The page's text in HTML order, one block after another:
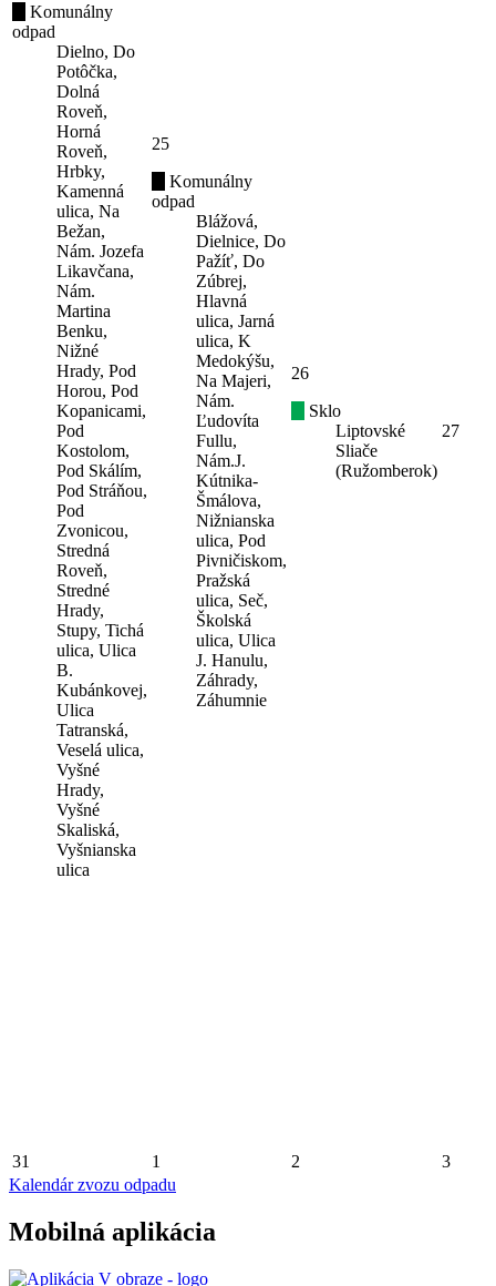
Komunálny
odpad
Dielno, Do
Potôčka,
Dolná
Roveň,
Horná
Roveň,
Hrbky,
Kamenná
ulica, Na
Bežan,
Nám. Jozefa
Likavčana,
Nám.
Martina
Benku,
Nižné
Hrady, Pod
Horou, Pod
Kopanicami,
Pod
Kostolom,
Pod Skálím,
Pod Stráňou,
Pod
Zvonicou,
Stredná
Roveň,
Stredné
Hrady,
Stupy, Tichá
ulica, Ulica
B.
Kubánkovej,
Ulica
Tatranská,
Veselá ulica,
Vyšné
Hrady,
Vyšné
Skaliská,
Vyšnianska
ulica
25
Komunálny
odpad
Blážová,
Dielnice, Do
Pažíť, Do
Zúbrej,
Hlavná
ulica, Jarná
ulica, K
Medokýšu,
Na Majeri,
Nám.
Ľudovíta
Fullu,
Nám.J.
Kútnika-
Šmálova,
Nižnianska
ulica, Pod
Pivničiskom,
Pražská
ulica, Seč,
Školská
ulica, Ulica
J. Hanulu,
Záhrady,
Záhumnie
26
Sklo
Liptovské
Sliače
(Ružomberok)
27
31 1 2
3
Kalendár zvozu odpadu
Mobilná aplikácia